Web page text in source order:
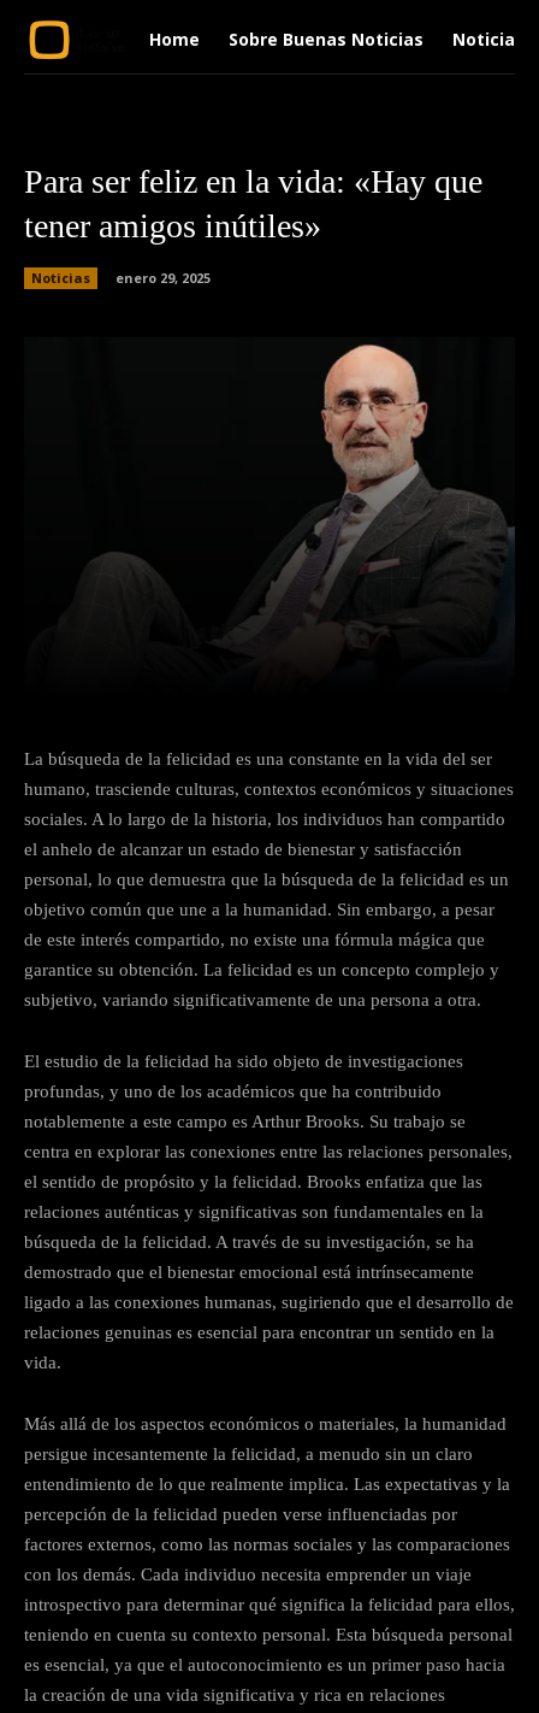
Home Sobre Buenas Noticias Noticias
Para ser feliz en la vida: «Hay que
tener amigos inútiles»
Noticias enero 29, 2025
La búsqueda de la felicidad es una constante en la vida del ser
humano, trasciende culturas, contextos económicos y situaciones
sociales. A lo largo de la historia, los individuos han compartido
el anhelo de alcanzar un estado de bienestar y satisfacción
personal, lo que demuestra que la búsqueda de la felicidad es un
objetivo común que une a la humanidad. Sin embargo, a pesar
de este interés compartido, no existe una fórmula mágica que
garantice su obtención. La felicidad es un concepto complejo y
subjetivo, variando significativamente de una persona a otra.
El estudio de la felicidad ha sido objeto de investigaciones
profundas, y uno de los académicos que ha contribuido
notablemente a este campo es Arthur Brooks. Su trabajo se
centra en explorar las conexiones entre las relaciones personales,
el sentido de propósito y la felicidad. Brooks enfatiza que las
relaciones auténticas y significativas son fundamentales en la
búsqueda de la felicidad. A través de su investigación, se ha
demostrado que el bienestar emocional está intrínsecamente
ligado a las conexiones humanas, sugiriendo que el desarrollo de
relaciones genuinas es esencial para encontrar un sentido en la
vida.
Más allá de los aspectos económicos o materiales, la humanidad
persigue incesantemente la felicidad, a menudo sin un claro
entendimiento de lo que realmente implica. Las expectativas y la
percepción de la felicidad pueden verse influenciadas por
factores externos, como las normas sociales y las comparaciones
con los demás. Cada individuo necesita emprender un viaje
introspectivo para determinar qué significa la felicidad para ellos,
teniendo en cuenta su contexto personal. Esta búsqueda personal
es esencial, ya que el autoconocimiento es un primer paso hacia
la creación de una vida significativa y rica en relaciones